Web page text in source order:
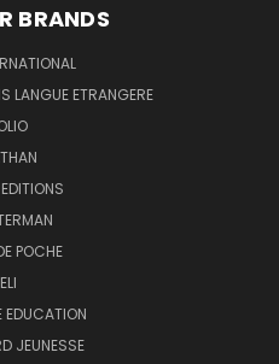
BRANDS
LANGUE ETRANGERE
POCHE
ELI
EDUCATION
JEUNESSE